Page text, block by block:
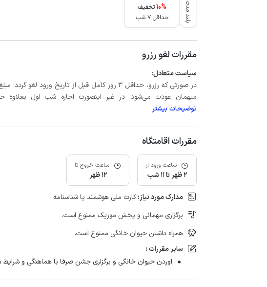
بلند مدت 10%
تخفیف
حداقل 7 شب
مقررات لغو رزرو
سیاست متعادل:
میهمان عودت می‌شود. در غیر اینصورت اجاره شب اول بعلاوه حداکثر 15 درصد شب‌های باقیمانده کسر
توضیحات بیشتر
مقررات اقامتگاه
ساعت ورود از
2 ظهر تا 11 شب
ساعت خروج تا
12 ظهر
مدارک مورد نیاز:کارت ملی هوشمند یا شناسنامه
برگزاری مهمانی و پخش موزیک ممنوع است.
همراه داشتن حیوان خانگی ممنوع است.
سایر مقررات :
اوردن حیوان خانگی و برگزاری جشن صرفا با هماهنگی و شرایط